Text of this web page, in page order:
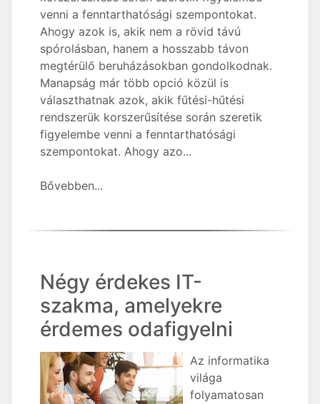
venni a fenntarthatósági szempontokat.
Ahogy azok is, akik nem a rövid távú
spórolásban, hanem a hosszabb távon
megtérülő beruházásokban gondolkodnak.
Manapság már több opció közül is
választhatnak azok, akik fűtési-hűtési
rendszerük korszerűsítése során szeretik
figyelembe venni a fenntarthatósági
szempontokat. Ahogy azo...
Bővebben...
Négy érdekes IT-
szakma, amelyekre
érdemes odafigyelni
Az informatika
világa
folyamatosan